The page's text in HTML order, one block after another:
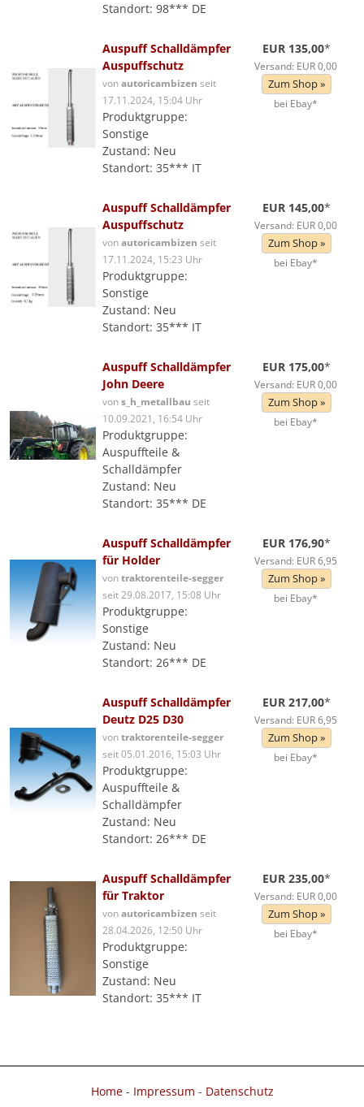
Standort: 98*** DE
Auspuff Schalldämpfer
Auspuffschutz
vonautoricambizen seit
17.11.2024, 15:04 Uhr
Produktgruppe:
Sonstige
Zustand: Neu
Standort: 35*** IT
EUR 135,00*
Versand: EUR 0,00
Zum Shop »
bei Ebay*
Auspuff Schalldämpfer
Auspuffschutz
vonautoricambizen seit
17.11.2024, 15:23 Uhr
Produktgruppe:
Sonstige
Zustand: Neu
Standort: 35*** IT
EUR 145,00*
Versand: EUR 0,00
Zum Shop »
bei Ebay*
Auspuff Schalldämpfer
John Deere
vons_h_metallbau seit
10.09.2021, 16:54 Uhr
Produktgruppe:
Auspuffteile &
Schalldämpfer
Zustand: Neu
Standort: 35*** DE
EUR 175,00*
Versand: EUR 0,00
Zum Shop »
bei Ebay*
Auspuff Schalldämpfer
für Holder
vontraktorenteile-segger
seit 29.08.2017, 15:08 Uhr
Produktgruppe:
Sonstige
Zustand: Neu
Standort: 26*** DE
EUR 176,90*
Versand: EUR 6,95
Zum Shop »
bei Ebay*
Auspuff Schalldämpfer
Deutz D25 D30
vontraktorenteile-segger
seit 05.01.2016, 15:03 Uhr
Produktgruppe:
Auspuffteile &
Schalldämpfer
Zustand: Neu
Standort: 26*** DE
EUR 217,00*
Versand: EUR 6,95
Zum Shop »
bei Ebay*
Auspuff Schalldämpfer
für Traktor
vonautoricambizen seit
28.04.2026, 12:50 Uhr
Produktgruppe:
Sonstige
Zustand: Neu
Standort: 35*** IT
EUR 235,00*
Versand: EUR 0,00
Zum Shop »
bei Ebay*
Home- Impressum - Datenschutz